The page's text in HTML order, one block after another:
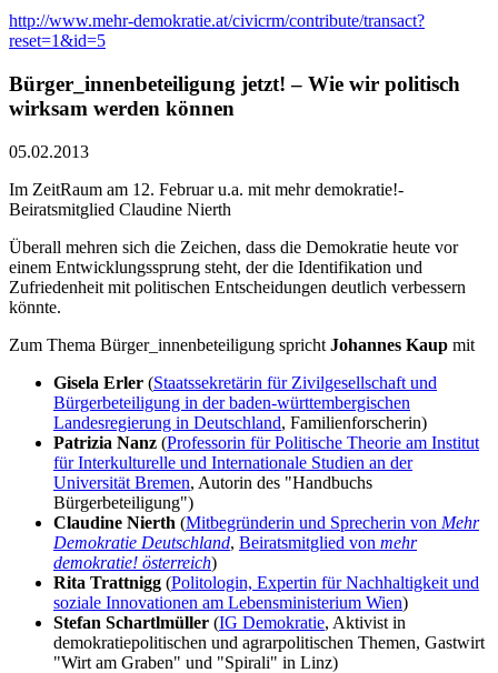
http://www.mehr-demokratie.at/civicrm/contribute/transact?
reset=1&id=5
Bürger_innenbeteiligung jetzt! – Wie wir politisch
wirksam werden können
05.02.2013
Im ZeitRaum am 12. Februar u.a. mit mehr demokratie!-
Beiratsmitglied Claudine Nierth
Überall mehren sich die Zeichen, dass die Demokratie heute vor
einem Entwicklungssprung steht, der die Identifikation und
Zufriedenheit mit politischen Entscheidungen deutlich verbessern
könnte.
Zum Thema Bürger_innenbeteiligung spricht Johannes Kaup mit
Gisela Erler (Staatssekretärin für Zivilgesellschaft und
Bürgerbeteiligung in der baden-württembergischen
Landesregierung in Deutschland, Familienforscherin)
Patrizia Nanz (Professorin für Politische Theorie am Institut
für Interkulturelle und Internationale Studien an der
Universität Bremen, Autorin des "Handbuchs
Bürgerbeteiligung")
Claudine Nierth (Mitbegründerin und Sprecherin von Mehr
Demokratie Deutschland, Beiratsmitglied von mehr
demokratie! österreich)
Rita Trattnigg (Politologin, Expertin für Nachhaltigkeit und
soziale Innovationen am Lebensministerium Wien)
Stefan Schartlmüller (IG Demokratie, Aktivist in
demokratiepolitischen und agrarpolitischen Themen, Gastwirt
"Wirt am Graben" und "Spirali" in Linz)